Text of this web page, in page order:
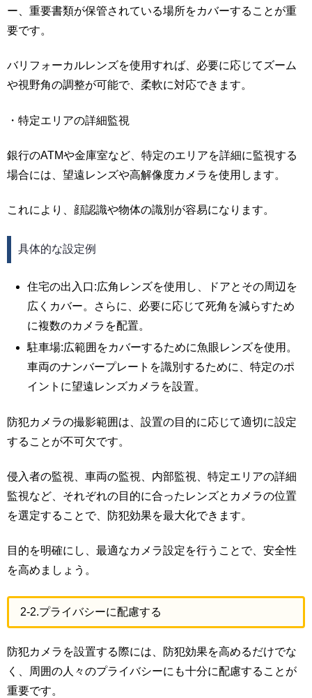
ー、重要書類が保管されている場所をカバーすることが重
要です。
バリフォーカルレンズを使用すれば、必要に応じてズーム
や視野角の調整が可能で、柔軟に対応できます。
・特定エリアの詳細監視
銀行のATMや金庫室など、特定のエリアを詳細に監視する
場合には、望遠レンズや高解像度カメラを使用します。
これにより、顔認識や物体の識別が容易になります。
具体的な設定例
住宅の出入口:広角レンズを使用し、ドアとその周辺を
広くカバー。さらに、必要に応じて死角を減らすため
に複数のカメラを配置。
駐車場:広範囲をカバーするために魚眼レンズを使用。
車両のナンバープレートを識別するために、特定のポ
イントに望遠レンズカメラを設置。
防犯カメラの撮影範囲は、設置の目的に応じて適切に設定
することが不可欠です。
侵入者の監視、車両の監視、内部監視、特定エリアの詳細
監視など、それぞれの目的に合ったレンズとカメラの位置
を選定することで、防犯効果を最大化できます。
目的を明確にし、最適なカメラ設定を行うことで、安全性
を高めましょう。
2-2.プライバシーに配慮する
防犯カメラを設置する際には、防犯効果を高めるだけでな
く、周囲の人々のプライバシーにも十分に配慮することが
重要です。